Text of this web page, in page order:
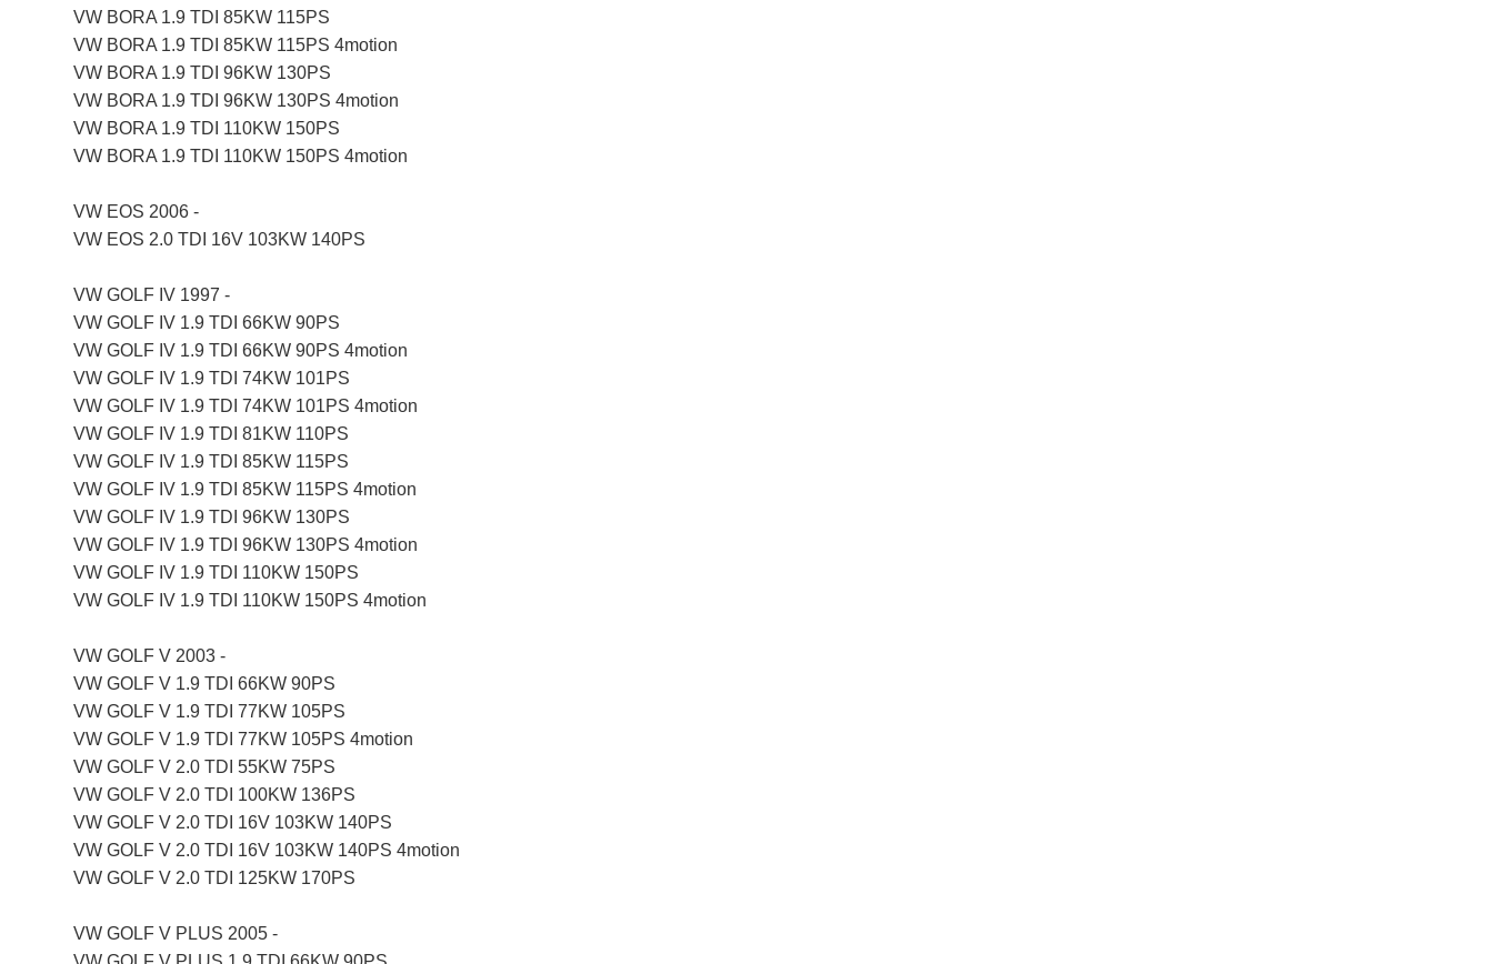
VW BORA 1.9 TDI 85KW 115PS
VW BORA 1.9 TDI 85KW 115PS 4motion
VW BORA 1.9 TDI 96KW 130PS
VW BORA 1.9 TDI 96KW 130PS 4motion
VW BORA 1.9 TDI 110KW 150PS
VW BORA 1.9 TDI 110KW 150PS 4motion
VW EOS 2006 -
VW EOS 2.0 TDI 16V 103KW 140PS
VW GOLF IV 1997 -
VW GOLF IV 1.9 TDI 66KW 90PS
VW GOLF IV 1.9 TDI 66KW 90PS 4motion
VW GOLF IV 1.9 TDI 74KW 101PS
VW GOLF IV 1.9 TDI 74KW 101PS 4motion
VW GOLF IV 1.9 TDI 81KW 110PS
VW GOLF IV 1.9 TDI 85KW 115PS
VW GOLF IV 1.9 TDI 85KW 115PS 4motion
VW GOLF IV 1.9 TDI 96KW 130PS
VW GOLF IV 1.9 TDI 96KW 130PS 4motion
VW GOLF IV 1.9 TDI 110KW 150PS
VW GOLF IV 1.9 TDI 110KW 150PS 4motion
VW GOLF V 2003 -
VW GOLF V 1.9 TDI 66KW 90PS
VW GOLF V 1.9 TDI 77KW 105PS
VW GOLF V 1.9 TDI 77KW 105PS 4motion
VW GOLF V 2.0 TDI 55KW 75PS
VW GOLF V 2.0 TDI 100KW 136PS
VW GOLF V 2.0 TDI 16V 103KW 140PS
VW GOLF V 2.0 TDI 16V 103KW 140PS 4motion
VW GOLF V 2.0 TDI 125KW 170PS
VW GOLF V PLUS 2005 -